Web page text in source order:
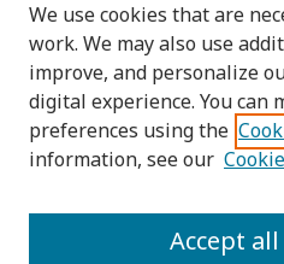
Browse
Collections
Disciplines
Authors
We use cookies that are
work. We may also use
improve, and personalize
digital experience. You can
preferences using the
information, see our
Accept